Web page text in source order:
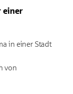
einer
in einer Stadt
von